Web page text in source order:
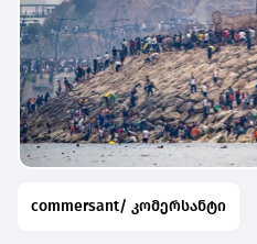
commersant/ კომერსანტი